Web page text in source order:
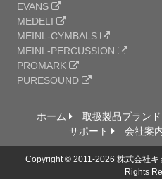
EVANS
MEDELI
MEINL-CYMBALS
MEINL-PERCUSSION
PROMARK
PURESOUND
ホーム 取扱製品ブランド
サポート
会社案
Copyright © 2011-2026 株式会社キ
Rights